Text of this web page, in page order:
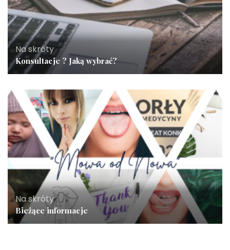
Na skróty
Konsultacje ? Jaką wybrać?
Na skróty
Bieżące informacje